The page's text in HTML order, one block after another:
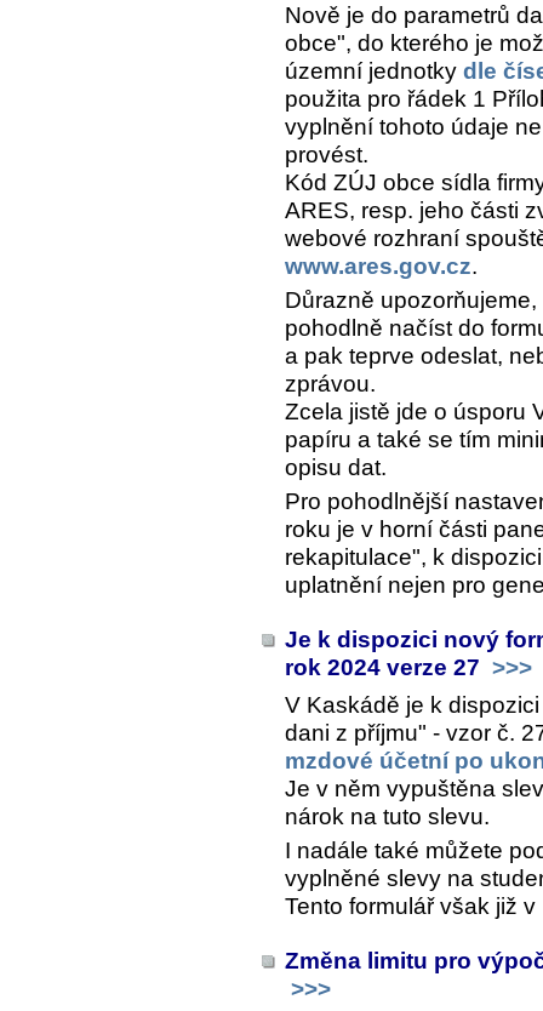
Nově je do parametrů
obce", do kterého je
územní jednotky dle
použita pro řádek 1
vyplnění tohoto údaje
provést.
Kód ZÚJ obce sídla
ARES, resp. jeho části
webové rozhraní
www.ares.gov.cz.
Důrazně
pohodlně načíst do
a pak teprve odeslat,
zprávou.
Zcela jistě jde o úsporu
papíru a také se tím
opisu dat.
Pro pohodlnější
roku je v horní části
rekapitulace", k
uplatnění nejen pro
Je k dispozici nový
rok 2024 verze 27 >>>
V Kaskádě je k
dani z příjmu" - vzor č.
mzdové účetní po
Je v něm vypuštěna
nárok na tuto slevu.
I nadále také můžete
vyplněné slevy na
Tento formulář však již
Změna limitu pro
>>>